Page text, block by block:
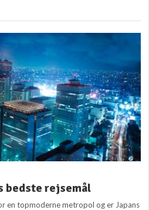
bedste rejsemål
en topmoderne metropol og er Japans